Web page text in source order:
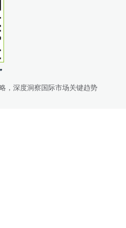
，深度洞察国际市场关键趋势